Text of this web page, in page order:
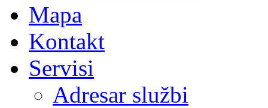
Mapa
Kontakt
Servisi
Adresar službi